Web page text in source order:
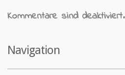
Kommentare sind deaktiviert.
Navigation